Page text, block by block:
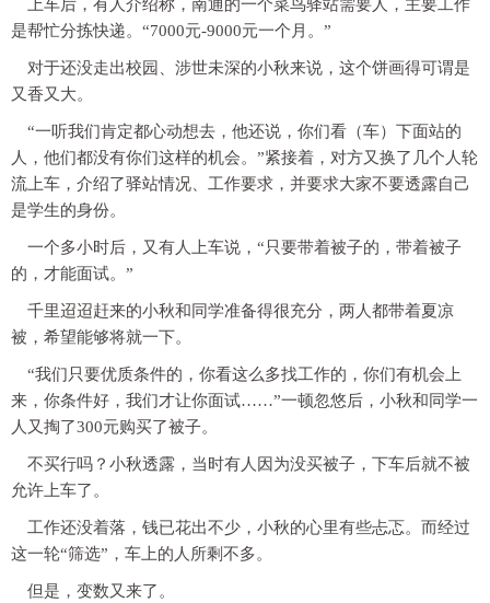
上车后，有人介绍称，南通的一个菜鸟驿站需要人，主要工作
是帮忙分拣快递。“7000元-9000元一个月。”
对于还没走出校园、涉世未深的小秋来说，这个饼画得可谓是
又香又大。
“一听我们肯定都心动想去，他还说，你们看（车）下面站的
人，他们都没有你们这样的机会。”紧接着，对方又换了几个人轮
流上车，介绍了驿站情况、工作要求，并要求大家不要透露自己
是学生的身份。
一个多小时后，又有人上车说，“只要带着被子的，带着被子
的，才能面试。”
千里迢迢赶来的小秋和同学准备得很充分，两人都带着夏凉
被，希望能够将就一下。
“我们只要优质条件的，你看这么多找工作的，你们有机会上
来，你条件好，我们才让你面试……”一顿忽悠后，小秋和同学一
人又掏了300元购买了被子。
不买行吗？小秋透露，当时有人因为没买被子，下车后就不被
允许上车了。
工作还没着落，钱已花出不少，小秋的心里有些忐忑。而经过
这一轮“筛选”，车上的人所剩不多。
但是，变数又来了。